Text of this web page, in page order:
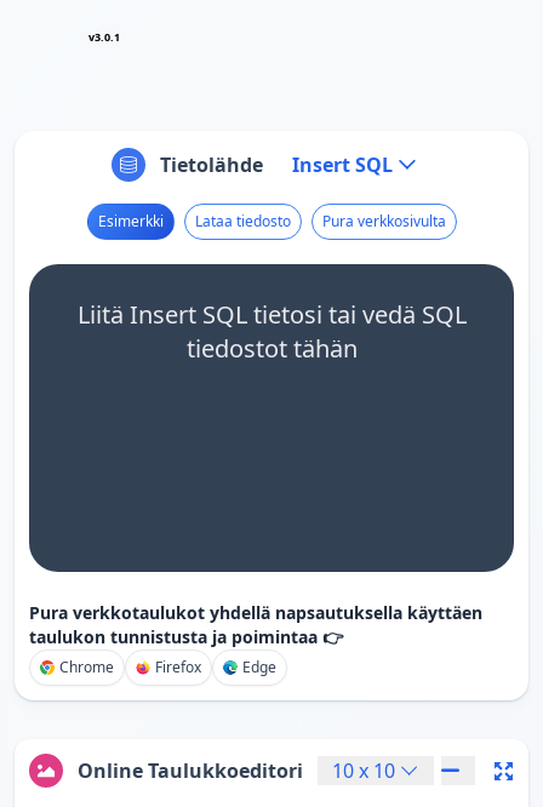
v3.0.1
Tietolähde Insert SQL
Esimerkki Lataa tiedosto Pura verkkosivulta
Liitä Insert SQL tietosi tai vedä SQL
tiedostot tähän
Pura verkkotaulukot yhdellä napsautuksella käyttäen
taulukon tunnistusta ja poimintaa 👉
Chrome Firefox Edge
Online Taulukkoeditori 10x 10